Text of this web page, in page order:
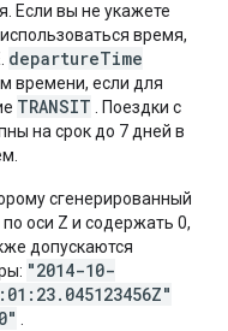
Если вы не укажете
время,
departureTime
времени, если для
TRANSIT . Поездки с
на срок до 7 дней в
сгенерированный
оси Z и содержать 0,
допускаются
"2014-10-